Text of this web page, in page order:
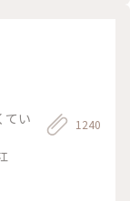
てい
1240